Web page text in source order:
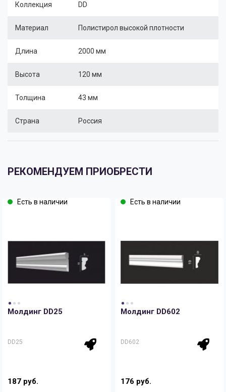
Коллекция DD
Материал Полистирол высокой плотности
Длина 2000 мм
Высота 120 мм
Толщина 43 мм
Страна Россия
РЕКОМЕНДУЕМ ПРИОБРЕСТИ
Есть в наличии
Молдинг DD25
DD25
187 руб.
Есть в наличии
Молдинг DD602
DD602
176 руб.